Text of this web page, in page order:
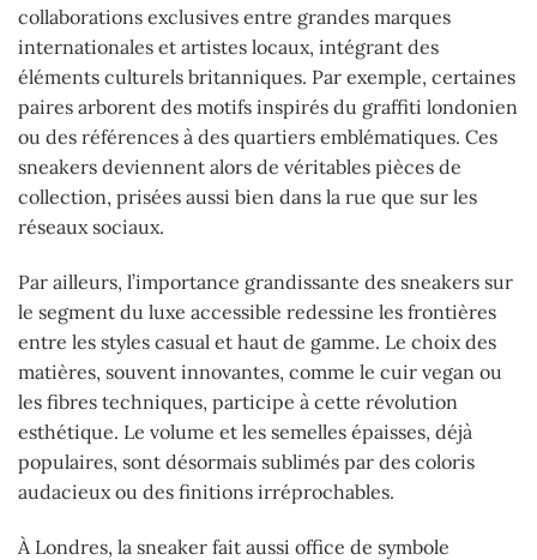
collaborations exclusives entre grandes marques
internationales et artistes locaux, intégrant des
éléments culturels britanniques. Par exemple, certaines
paires arborent des motifs inspirés du graffiti londonien
ou des références à des quartiers emblématiques. Ces
sneakers deviennent alors de véritables pièces de
collection, prisées aussi bien dans la rue que sur les
réseaux sociaux.
Par ailleurs, l’importance grandissante des sneakers sur
le segment du luxe accessible redessine les frontières
entre les styles casual et haut de gamme. Le choix des
matières, souvent innovantes, comme le cuir vegan ou
les fibres techniques, participe à cette révolution
esthétique. Le volume et les semelles épaisses, déjà
populaires, sont désormais sublimés par des coloris
audacieux ou des finitions irréprochables.
À Londres, la sneaker fait aussi office de symbole